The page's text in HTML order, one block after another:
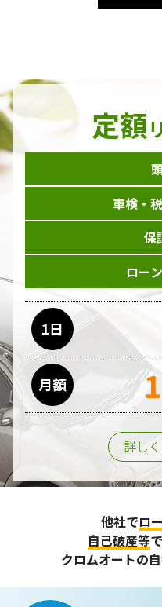
定額
車検・
保
ロー
1日
月額
詳し
他社でロ
自己破産等
クロムオートの